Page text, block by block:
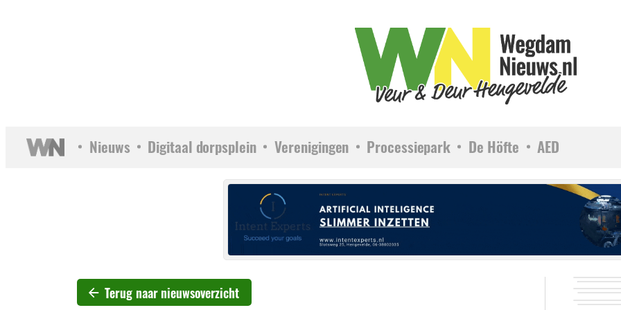
Nieuws Digitaal dorpsplein Verenigingen Processiepark De Höfte AED
Terug naar nieuwsoverzicht